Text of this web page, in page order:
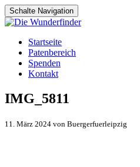
Schalte Navigation
Zum
Inhalt
springen
Startseite
Patenbereich
Spenden
Kontakt
IMG_5811
11. März 2024 von Buergerfuerleipzig